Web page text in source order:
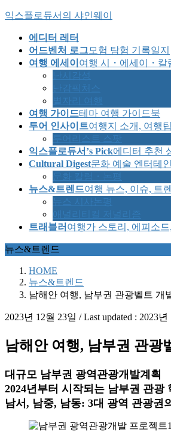
Skip
content
Skip
Navigation
익스플로듀서의 샤인웨이
에디터 레터
어드벤처 로그모험 탐험 기록일지
여행 에세이 여행 시・에세이・칼
난시감성
난감픽처스
별자리 여행
여행 가이드테마 여행 가이드북
투어 인사이트여행지 소개, 여행
투어리스트 스팟
익스플로듀서’s Pick에디터 추천
Cultural Digest문화 예술 엔터테
문화 칼럼・논평
뉴스&트렌드여행 뉴스, 이슈, 트
뉴스 시사논평
애널리티컬 저널리즘
트래블러 여행가 스토리, 에피소
뉴스&트렌드
HOME
뉴스&트렌드
남해안 여행, 남부권 관광벨트 개
2023년 12월 23일 / Last updated : 2023년
남해안 여행, 남부권 관광
대규모 남부권 광역관광개발계획
2024년부터 시작되는 남부권 관광
남서, 남중, 남동: 3대 광역 관광권